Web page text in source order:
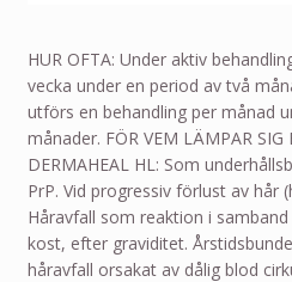
HUR OFTA: Under aktiv
vecka under en period av två
utförs en behandling per månad
månader. FÖR VEM LÄMPAR
DERMAHEAL HL: Som
PrP. Vid progressiv förlust av hår
Håravfall som reaktion i
kost, efter graviditet.
håravfall orsakat av dålig blod